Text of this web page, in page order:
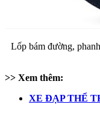
Lốp bám đường,
>> Xem thêm:
XE ĐẠP THỂ